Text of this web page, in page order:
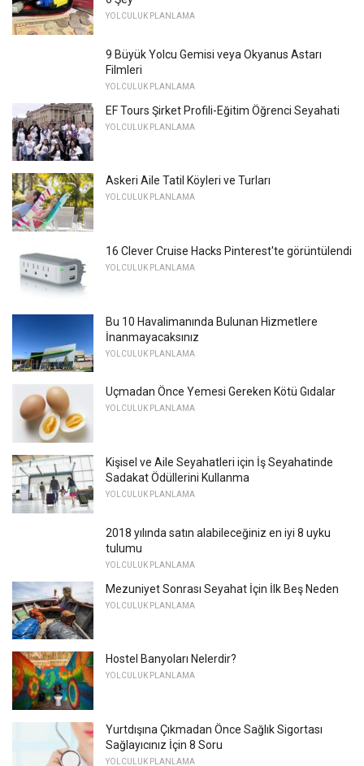
YOLCULUK PLANLAMA
9 Büyük Yolcu Gemisi veya Okyanus Astarı
Filmleri
YOLCULUK PLANLAMA
EF Tours Şirket Profili-Eğitim Öğrenci Seyahati
YOLCULUK PLANLAMA
Askeri Aile Tatil Köyleri ve Turları
YOLCULUK PLANLAMA
16 Clever Cruise Hacks Pinterest'te görüntülendi
YOLCULUK PLANLAMA
Bu 10 Havalimanında Bulunan Hizmetlere
İnanmayacaksınız
YOLCULUK PLANLAMA
Uçmadan Önce Yemesi Gereken Kötü Gıdalar
YOLCULUK PLANLAMA
Kişisel ve Aile Seyahatleri için İş Seyahatinde
Sadakat Ödüllerini Kullanma
YOLCULUK PLANLAMA
2018 yılında satın alabileceğiniz en iyi 8 uyku
tulumu
YOLCULUK PLANLAMA
Mezuniyet Sonrası Seyahat İçin İlk Beş Neden
YOLCULUK PLANLAMA
Hostel Banyoları Nelerdir?
YOLCULUK PLANLAMA
Yurtdışına Çıkmadan Önce Sağlık Sigortası
Sağlayıcınız İçin 8 Soru
YOLCULUK PLANLAMA